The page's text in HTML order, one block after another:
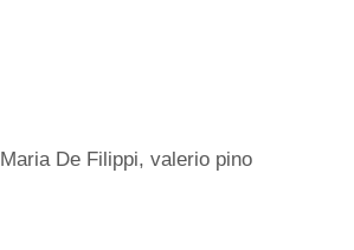
Maria De Filippi,valerio pino